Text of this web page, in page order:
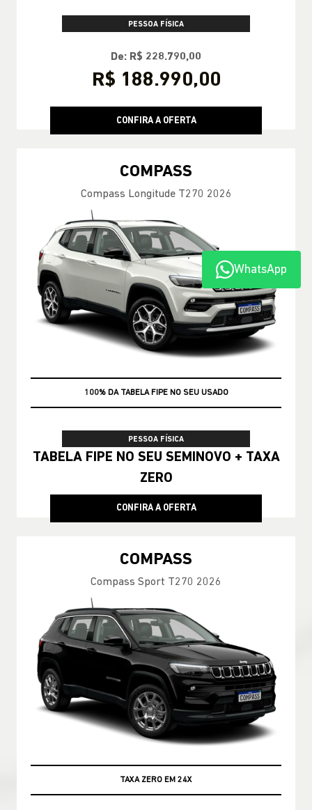
PESSOA FÍSICA
De: R$ 228.790,00
R$ 188.990,00
CONFIRA A OFERTA
COMPASS
Compass Longitude T270 2026
TAXA ZERO
PESSOA FÍSICA
TABELA FIPE NO SEU SEMINOVO + TAXA
ZERO
CONFIRA A OFERTA
COMPASS
Compass Sport T270 2026
TAXA ZERO EM 24X
WhatsApp